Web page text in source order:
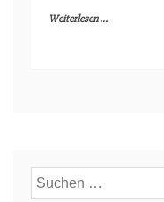
Weiterlesen ...
Suchen